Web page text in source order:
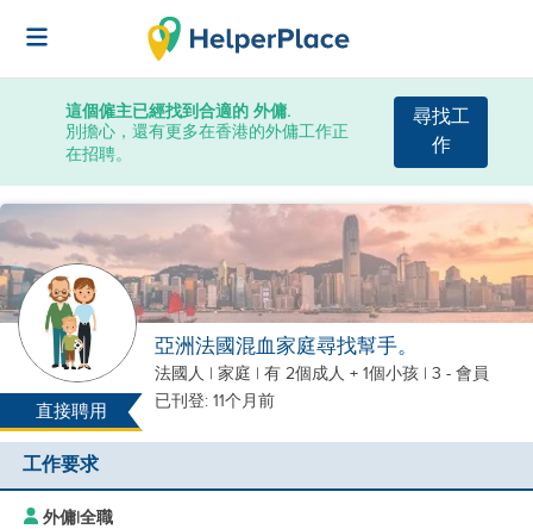
這個僱主已經找到合適的 外傭.
別擔心，還有更多在香港的外傭工作正
在招聘。
尋找工
作
直接聘用
亞洲法國混血家庭尋找幫手。
法國人 | 家庭 | 有 2個成人 + 1個小孩 | 3 - 會員
已刊登: 11个月前
工作要求
外傭|全職